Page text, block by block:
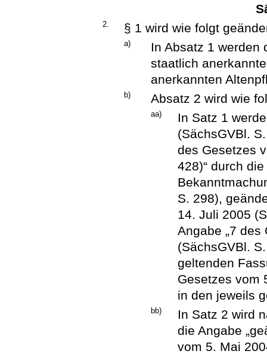
2. § 1 wird wie folgt
a)
In Absatz 1 werden
staatlich
anerkannten
b) Absatz 2 wird wie
aa)
In Satz 1
(SächsGVBl.
des Gesetzes
428)“ durch
S. 298),
14. Juli 2005
Angabe „7
(SächsGVBl.
geltenden
Gesetzes vom
in den jeweils
bb)
In Satz 2 wird
die Angabe
vom 5. Mai